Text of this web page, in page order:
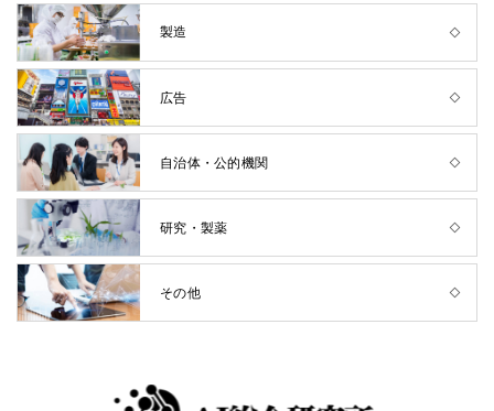
製造
広告
自治体・公的機関
研究・製薬
その他